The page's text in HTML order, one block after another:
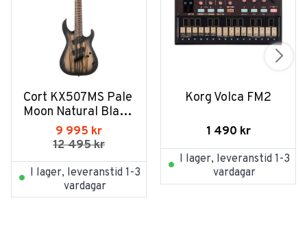
Cort KX507MS Pale
Moon Natural Black
Burst
9 995 kr
12 495kr
I lager, leveranstid 1-3
vardagar
Korg Volca FM2
1 490 kr
I lager, leveranstid 1-3
vardagar